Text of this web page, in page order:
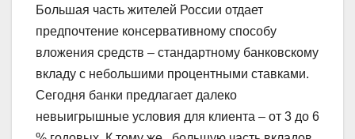
Большая часть жителей России отдает
предпочтение консервативному способу
вложения средств – стандартному банковскому
вкладу с небольшими процентными ставками.
Сегодня банки предлагает далеко
невыигрышные условия для клиента – от 3 до 6